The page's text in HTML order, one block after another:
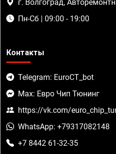
г. Волгоград,
Пн-Сб | 09:00 - 19:00
Контакты
Telegram: EuroCT_bot
Max: Евро Чип Тюнинг
https://vk.com/
WhatsApp: +79317082148
+7 8442 61-32-35